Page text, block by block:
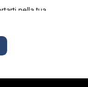
nella tua